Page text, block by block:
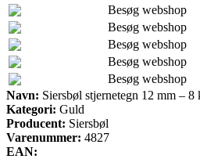
Besøg webshop
Besøg webshop
Besøg webshop
Besøg webshop
Besøg webshop
Navn: Siersbøl stjernetegn 12 mm – 8
Kategori: Guld
Producent: Siersbøl
Varenummer: 4827
EAN: